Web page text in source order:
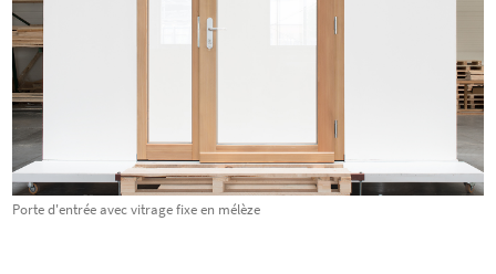
Porte d'entrée avec vitrage fixe en mélèze